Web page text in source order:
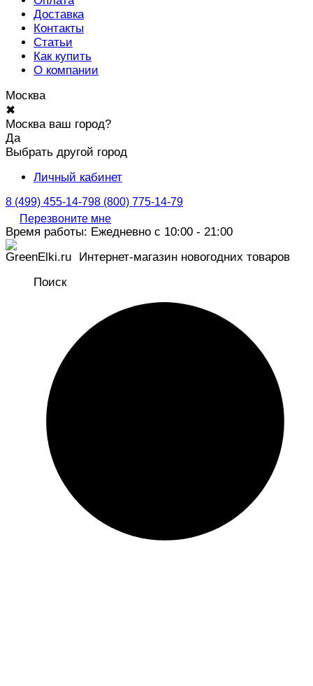
Доставка
Контакты
Статьи
Как купить
О компании
Москва
✖
Москва ваш город?
Да
Выбрать другой город
Личный кабинет
8 (499) 455-14-798 (800) 775-14-79
Перезвоните мне
Время работы: Ежедневно с 10:00 - 21:00
Интернет-магазин новогодних товаров
Поиск